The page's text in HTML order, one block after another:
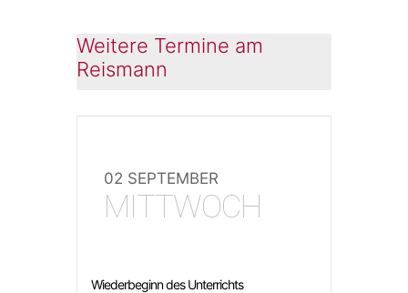
Weitere Termine am
Reismann
02 SEPTEMBER
MITTWOCH
Wiederbeginn des Unterrichts